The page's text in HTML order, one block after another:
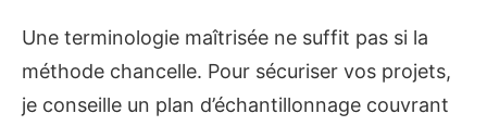
Une terminologie maîtrisée ne suffit pas si la
méthode chancelle. Pour sécuriser vos projets,
je conseille un plan d’échantillonnage couvrant